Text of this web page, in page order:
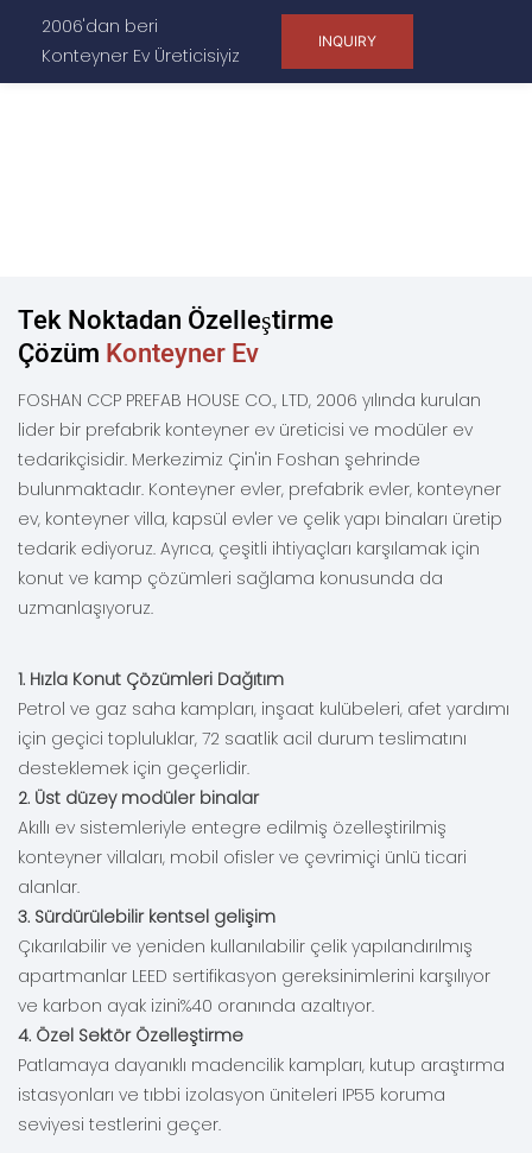
2006'dan beri
Konteyner Ev Üreticisiyiz
INQUIRY
Tek Noktadan Özelleştirme
Çözüm Konteyner Ev
FOSHAN CCP PREFAB HOUSE CO., LTD, 2006 yılında kurulan
lider bir prefabrik konteyner ev üreticisi ve modüler ev
tedarikçisidir. Merkezimiz Çin'in Foshan şehrinde
bulunmaktadır. Konteyner evler, prefabrik evler, konteyner
ev, konteyner villa, kapsül evler ve çelik yapı binaları üretip
tedarik ediyoruz. Ayrıca, çeşitli ihtiyaçları karşılamak için
konut ve kamp çözümleri sağlama konusunda da
uzmanlaşıyoruz.
1. Hızla Konut Çözümleri Dağıtım
Petrol ve gaz saha kampları, inşaat kulübeleri, afet yardımı
için geçici topluluklar, 72 saatlik acil durum teslimatını
desteklemek için geçerlidir.
2. Üst düzey modüler binalar
Akıllı ev sistemleriyle entegre edilmiş özelleştirilmiş
konteyner villaları, mobil ofisler ve çevrimiçi ünlü ticari
alanlar.
3. Sürdürülebilir kentsel gelişim
Çıkarılabilir ve yeniden kullanılabilir çelik yapılandırılmış
apartmanlar LEED sertifikasyon gereksinimlerini karşılıyor
ve karbon ayak izini%40 oranında azaltıyor.
4. Özel Sektör Özelleştirme
Patlamaya dayanıklı madencilik kampları, kutup araştırma
istasyonları ve tıbbi izolasyon üniteleri IP55 koruma
seviyesi testlerini geçer.